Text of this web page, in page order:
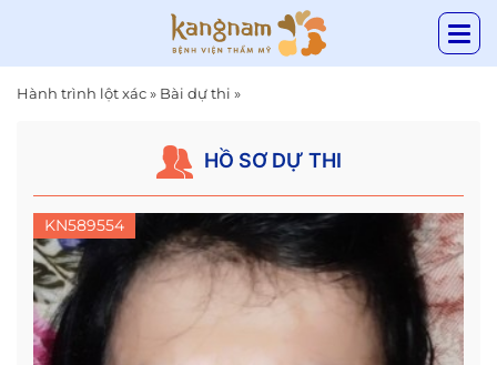
Hành trình lột xác» Bài dự thi »
HỒ SƠ DỰ THI
KN589554